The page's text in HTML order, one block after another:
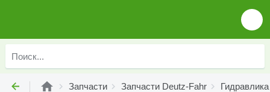
Запчасти Запчасти Deutz-Fahr